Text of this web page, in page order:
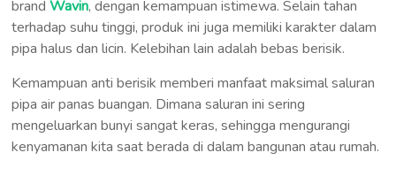
brandWavin, dengan kemampuan istimewa. Selain tahan
terhadap suhu tinggi, produk ini juga memiliki karakter dalam
pipa halus dan licin. Kelebihan lain adalah bebas berisik.
Kemampuan anti berisik memberi manfaat maksimal saluran
pipa air panas buangan. Dimana saluran ini sering
mengeluarkan bunyi sangat keras, sehingga mengurangi
kenyamanan kita saat berada di dalam bangunan atau rumah.